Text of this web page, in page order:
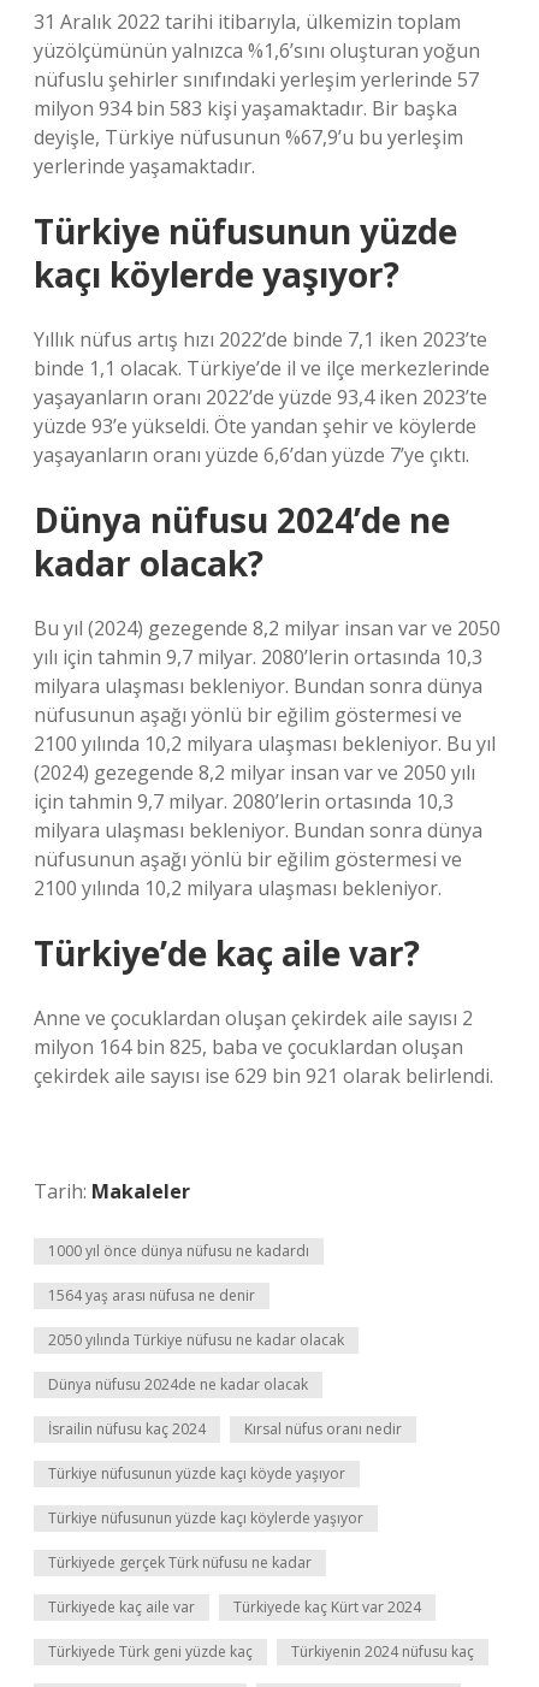
31 Aralık 2022 tarihi itibarıyla, ülkemizin toplam
yüzölçümünün yalnızca %1,6’sını oluşturan yoğun
nüfuslu şehirler sınıfındaki yerleşim yerlerinde 57
milyon 934 bin 583 kişi yaşamaktadır. Bir başka
deyişle, Türkiye nüfusunun %67,9’u bu yerleşim
yerlerinde yaşamaktadır.
Türkiye nüfusunun yüzde
kaçı köylerde yaşıyor?
Yıllık nüfus artış hızı 2022’de binde 7,1 iken 2023’te
binde 1,1 olacak. Türkiye’de il ve ilçe merkezlerinde
yaşayanların oranı 2022’de yüzde 93,4 iken 2023’te
yüzde 93’e yükseldi. Öte yandan şehir ve köylerde
yaşayanların oranı yüzde 6,6’dan yüzde 7’ye çıktı.
Dünya nüfusu 2024’de ne
kadar olacak?
Bu yıl (2024) gezegende 8,2 milyar insan var ve 2050
yılı için tahmin 9,7 milyar. 2080’lerin ortasında 10,3
milyara ulaşması bekleniyor. Bundan sonra dünya
nüfusunun aşağı yönlü bir eğilim göstermesi ve
2100 yılında 10,2 milyara ulaşması bekleniyor. Bu yıl
(2024) gezegende 8,2 milyar insan var ve 2050 yılı
için tahmin 9,7 milyar. 2080’lerin ortasında 10,3
milyara ulaşması bekleniyor. Bundan sonra dünya
nüfusunun aşağı yönlü bir eğilim göstermesi ve
2100 yılında 10,2 milyara ulaşması bekleniyor.
Türkiye’de kaç aile var?
Anne ve çocuklardan oluşan çekirdek aile sayısı 2
milyon 164 bin 825, baba ve çocuklardan oluşan
çekirdek aile sayısı ise 629 bin 921 olarak belirlendi.
Tarih: Makaleler
1000 yıl önce dünya nüfusu ne kadardı
1564 yaş arası nüfusa ne denir
2050 yılında Türkiye nüfusu ne kadar olacak
Dünya nüfusu 2024de ne kadar olacak
İsrailin nüfusu kaç 2024 Kırsal nüfus oranı nedir
Türkiye nüfusunun yüzde kaçı köyde yaşıyor
Türkiye nüfusunun yüzde kaçı köylerde yaşıyor
Türkiyede gerçek Türk nüfusu ne kadar
Türkiyede kaç aile var Türkiyede kaç Kürt var 2024
Türkiyede Türk geni yüzde kaç Türkiyenin 2024 nüfusu kaç